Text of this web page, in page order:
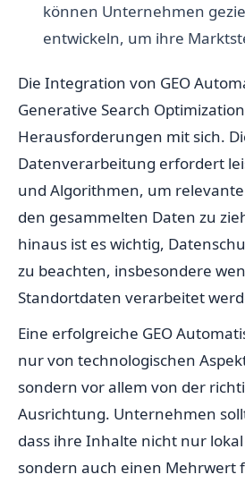
können Unternehmen
entwickeln, um ihre
Die Integration von GEO
Generative Search
Herausforderungen mit sich.
Datenverarbeitung erfordert
und Algorithmen, um
den gesammelten Daten zu
hinaus ist es wichtig,
zu beachten, insbesondere
Standortdaten verarbeitet
Eine erfolgreiche GEO
nur von technologischen
sondern vor allem von der
Ausrichtung. Unternehmen
dass ihre Inhalte nicht nur
sondern auch einen Mehrwert